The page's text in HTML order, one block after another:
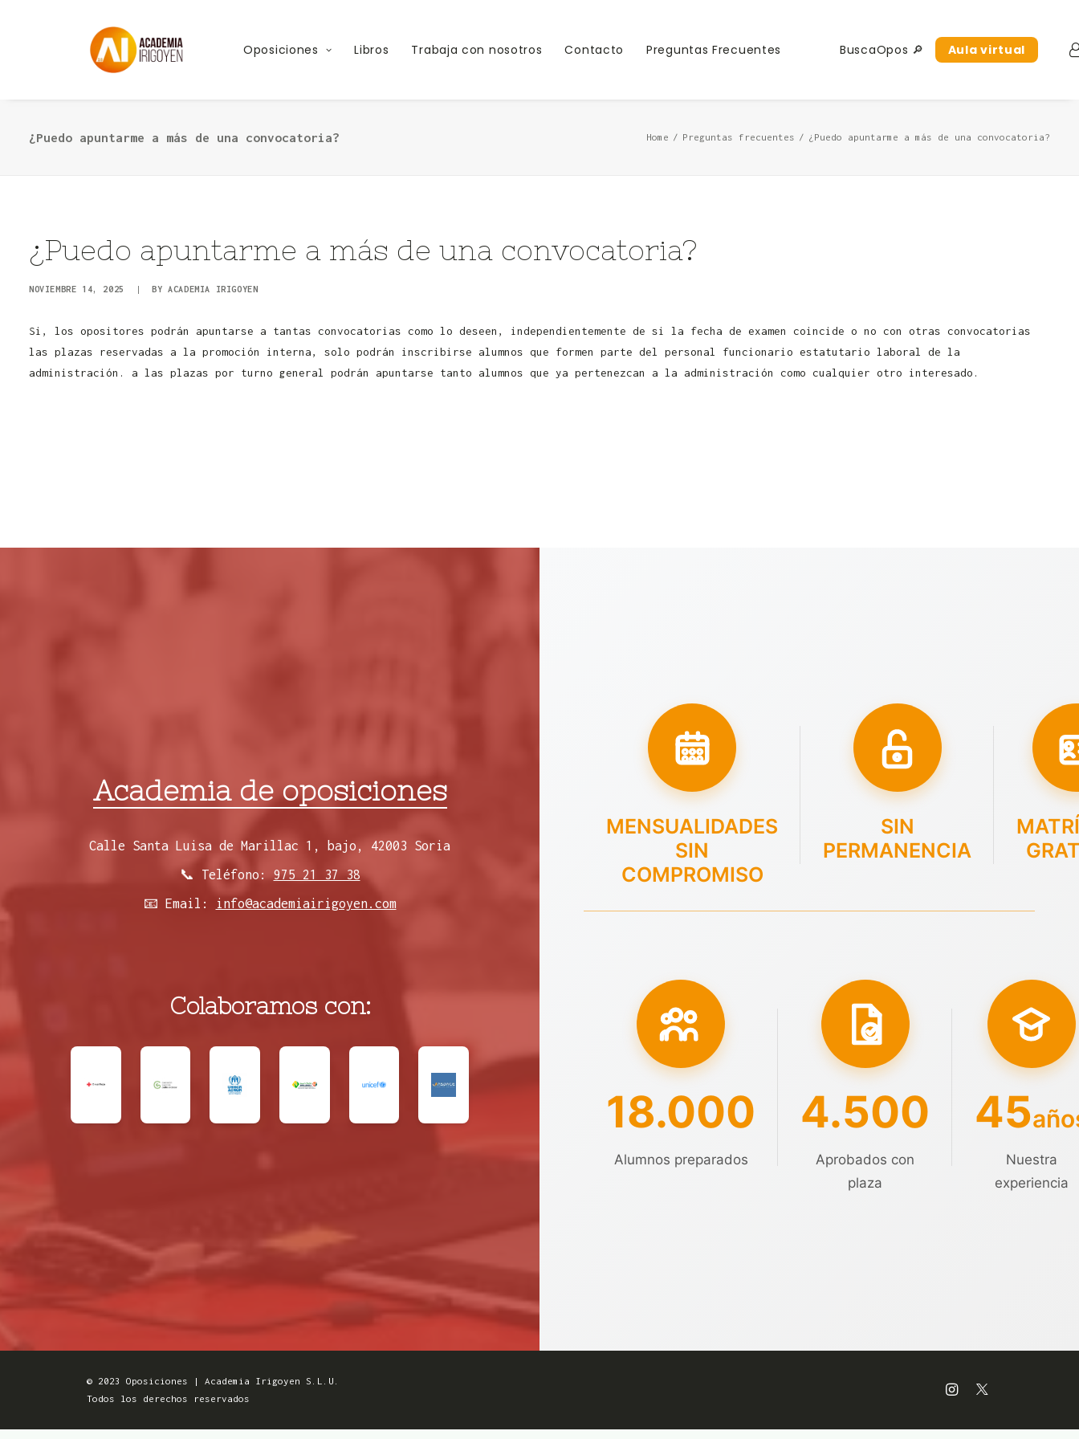
Oposiciones Libros Trabaja con nosotros Contacto Preguntas Frecuentes BuscaOpos 🔎 Aula virtual
¿Puedo apuntarme a más de una convocatoria? Home Preguntas frecuentes ¿Puedo apuntarme a más de una convocatoria?
¿Puedo apuntarme a más de una convocatoria?
NOVIEMBRE 14, 2025 | BYACADEMIA IRIGOYEN
Si, los opositores podrán apuntarse a tantas convocatorias como lo deseen, independientemente de si la fecha de examen coincide o no con otras convocatorias
las plazas reservadas a la promoción interna, solo podrán inscribirse alumnos que formen parte del personal funcionario estatutario laboral de la
administración. a las plazas por turno general podrán apuntarse tanto alumnos que ya pertenezcan a la administración como cualquier otro interesado.
Academia de oposiciones
Calle Santa Luisa de Marillac 1, bajo, 42003 Soria
📞 Teléfono: 975 21 37 38
📧 Email:
info@academiairigoyen.com
Colaboramos con:
MENSUALIDADES
SIN
COMPROMISO
SIN
PERMANENCIA
18.000
Alumnos preparados
4.500
Aprobados con
plaza
45
Nuestra
experiencia
© 2023 Oposiciones | Academia Irigoyen S.L.U.
Todos los derechos reservados